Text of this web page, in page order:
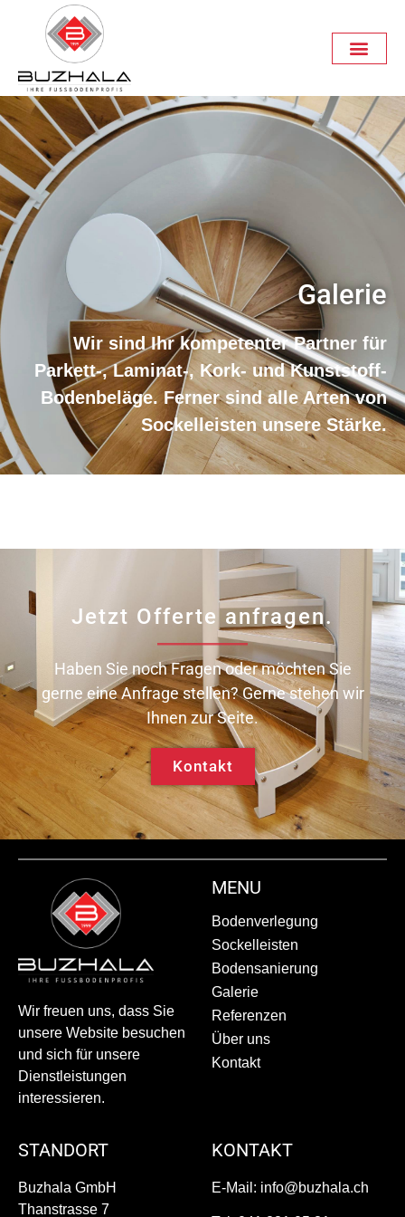
Galerie
Wir sind Ihr kompetenter Partner für
Parkett-, Laminat-, Kork- und Kunststoff-
Bodenbeläge. Ferner sind alle Arten von
Sockelleisten unsere Stärke.
Jetzt Offerte anfragen.
Haben Sie noch Fragen oder möchten Sie
gerne eine Anfrage stellen? Gerne stehen wir
Ihnen zur Seite.
Kontakt
Wir freuen uns, dass Sie
unsere Website besuchen
und sich für unsere
Dienstleistungen
interessieren.
MENU
Bodenverlegung
Sockelleisten
Bodensanierung
Galerie
Referenzen
Über uns
Kontakt
STANDORT
Buzhala GmbH
Thanstrasse 7
KONTAKT
E-Mail: info@buzhala.ch